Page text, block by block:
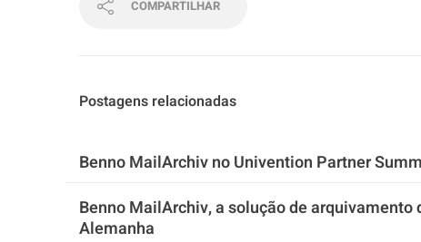
COMPARTILHAR
Postagens relacionadas
Benno MailArchiv no Univention Partner
Benno MailArchiv, a solução de
Alemanha